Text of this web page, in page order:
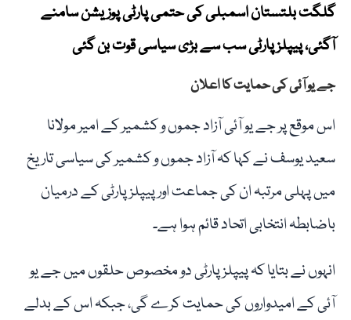
گلگت بلتستان اسمبلی کی حتمی پارٹی پوزیشن سامنے
آگئی، پیپلز پارٹی سب سے بڑی سیاسی قوت بن گئی
جے یو آئی کی حمایت کا اعلان
اس موقع پر جے یو آئی آزاد جموں و کشمیر کے امیر مولانا
سعید یوسف نے کہا کہ آزاد جموں و کشمیر کی سیاسی تاریخ
میں پہلی مرتبہ ان کی جماعت اور پیپلز پارٹی کے درمیان
باضابطہ انتخابی اتحاد قائم ہوا ہے۔
انہوں نے بتایا کہ پیپلز پارٹی دو مخصوص حلقوں میں جے یو
آئی کے امیدواروں کی حمایت کرے گی، جبکہ اس کے بدلے